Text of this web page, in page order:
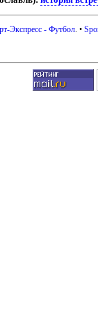
Экспресс - Футбол . •